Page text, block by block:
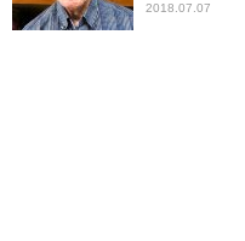
2018.07.07